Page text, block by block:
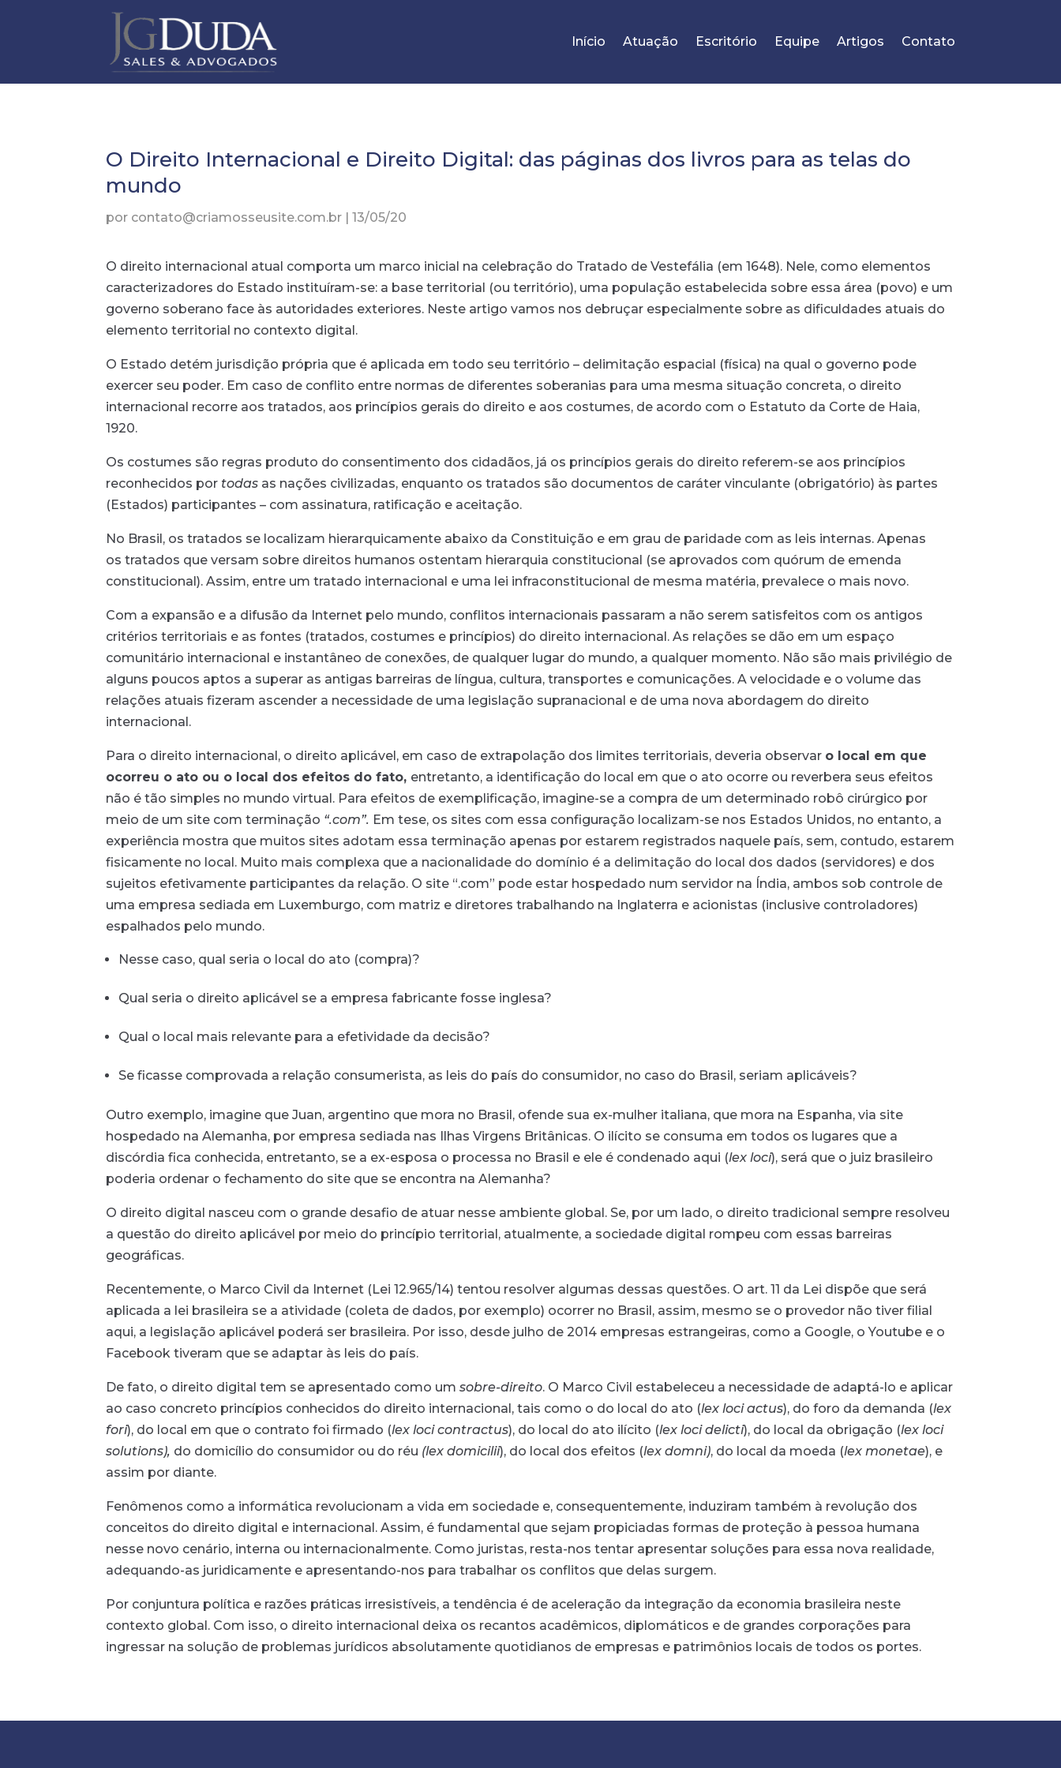
Início Atuação Escritório Equipe Artigos Contato
O Direito Internacional e Direito Digital: das páginas dos livros para as telas do
mundo
por contato@criamosseusite.com.br |13/05/20
O direito internacional atual comporta um marco inicial na celebração do Tratado de Vestefália (em 1648). Nele, como elementos
caracterizadores do Estado instituíram-se: a base territorial (ou território), uma população estabelecida sobre essa área (povo) e um
governo soberano face às autoridades exteriores. Neste artigo vamos nos debruçar especialmente sobre as dificuldades atuais do
elemento territorial no contexto digital.
O Estado detém jurisdição própria que é aplicada em todo seu território – delimitação espacial (física) na qual o governo pode
exercer seu poder. Em caso de conflito entre normas de diferentes soberanias para uma mesma situação concreta, o direito
internacional recorre aos tratados, aos princípios gerais do direito e aos costumes, de acordo com o Estatuto da Corte de Haia,
1920.
Os costumes são regras produto do consentimento dos cidadãos, já os princípios gerais do direito referem-se aos princípios
reconhecidos por todas as nações civilizadas, enquanto os tratados são documentos de caráter vinculante (obrigatório) às partes
(Estados) participantes – com assinatura, ratificação e aceitação.
No Brasil, os tratados se localizam hierarquicamente abaixo da Constituição e em grau de paridade com as leis internas. Apenas
os tratados que versam sobre direitos humanos ostentam hierarquia constitucional (se aprovados com quórum de emenda
constitucional). Assim, entre um tratado internacional e uma lei infraconstitucional de mesma matéria, prevalece o mais novo.
Com a expansão e a difusão da Internet pelo mundo, conflitos internacionais passaram a não serem satisfeitos com os antigos
critérios territoriais e as fontes (tratados, costumes e princípios) do direito internacional. As relações se dão em um espaço
comunitário internacional e instantâneo de conexões, de qualquer lugar do mundo, a qualquer momento. Não são mais privilégio de
alguns poucos aptos a superar as antigas barreiras de língua, cultura, transportes e comunicações. A velocidade e o volume das
relações atuais fizeram ascender a necessidade de uma legislação supranacional e de uma nova abordagem do direito
internacional.
Para o direito internacional, o direito aplicável, em caso de extrapolação dos limites territoriais, deveria observar o local em que
ocorreu o ato ou o local dos efeitos do fato, entretanto, a identificação do local em que o ato ocorre ou reverbera seus efeitos
não é tão simples no mundo virtual. Para efeitos de exemplificação, imagine-se a compra de um determinado robô cirúrgico por
meio de um site com terminação “.com”. Em tese, os sites com essa configuração localizam-se nos Estados Unidos, no entanto, a
experiência mostra que muitos sites adotam essa terminação apenas por estarem registrados naquele país, sem, contudo, estarem
fisicamente no local. Muito mais complexa que a nacionalidade do domínio é a delimitação do local dos dados (servidores) e dos
sujeitos efetivamente participantes da relação. O site “.com” pode estar hospedado num servidor na Índia, ambos sob controle de
uma empresa sediada em Luxemburgo, com matriz e diretores trabalhando na Inglaterra e acionistas (inclusive controladores)
espalhados pelo mundo.
Nesse caso, qual seria o local do ato (compra)?
Qual seria o direito aplicável se a empresa fabricante fosse inglesa?
Qual o local mais relevante para a efetividade da decisão?
Se ficasse comprovada a relação consumerista, as leis do país do consumidor, no caso do Brasil, seriam aplicáveis?
Outro exemplo, imagine que Juan, argentino que mora no Brasil, ofende sua ex-mulher italiana, que mora na Espanha, via site
hospedado na Alemanha, por empresa sediada nas Ilhas Virgens Britânicas. O ilícito se consuma em todos os lugares que a
discórdia fica conhecida, entretanto, se a ex-esposa o processa no Brasil e ele é condenado aqui (lex loci), será que o juiz brasileiro
poderia ordenar o fechamento do site que se encontra na Alemanha?
O direito digital nasceu com o grande desafio de atuar nesse ambiente global. Se, por um lado, o direito tradicional sempre resolveu
a questão do direito aplicável por meio do princípio territorial, atualmente, a sociedade digital rompeu com essas barreiras
geográficas.
Recentemente, o Marco Civil da Internet (Lei 12.965/14) tentou resolver algumas dessas questões. O art. 11 da Lei dispõe que será
aplicada a lei brasileira se a atividade (coleta de dados, por exemplo) ocorrer no Brasil, assim, mesmo se o provedor não tiver filial
aqui, a legislação aplicável poderá ser brasileira. Por isso, desde julho de 2014 empresas estrangeiras, como a Google, o Youtube e o
Facebook tiveram que se adaptar às leis do país.
De fato, o direito digital tem se apresentado como umsobre-direito. O Marco Civil estabeleceu a necessidade de adaptá-lo e aplicar
ao caso concreto princípios conhecidos do direito internacional, tais como o do local do ato (lex loci actus), do foro da demanda (lex
fori), do local em que o contrato foi firmado (lex loci contractus), do local do ato ilícito (lex loci delicti), do local da obrigação (lex loci
solutions), do domicílio do consumidor ou do réu (lex domicilii), do local dos efeitos (lex domni), do local da moeda (lex monetae), e
assim por diante.
Fenômenos como a informática revolucionam a vida em sociedade e, consequentemente, induziram também à revolução dos
conceitos do direito digital e internacional. Assim, é fundamental que sejam propiciadas formas de proteção à pessoa humana
nesse novo cenário, interna ou internacionalmente. Como juristas, resta-nos tentar apresentar soluções para essa nova realidade,
adequando-as juridicamente e apresentando-nos para trabalhar os conflitos que delas surgem.
Por conjuntura política e razões práticas irresistíveis, a tendência é de aceleração da integração da economia brasileira neste
contexto global. Com isso, o direito internacional deixa os recantos acadêmicos, diplomáticos e de grandes corporações para
ingressar na solução de problemas jurídicos absolutamente quotidianos de empresas e patrimônios locais de todos os portes.